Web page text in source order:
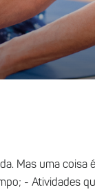
Mas uma coisa
- Atividades